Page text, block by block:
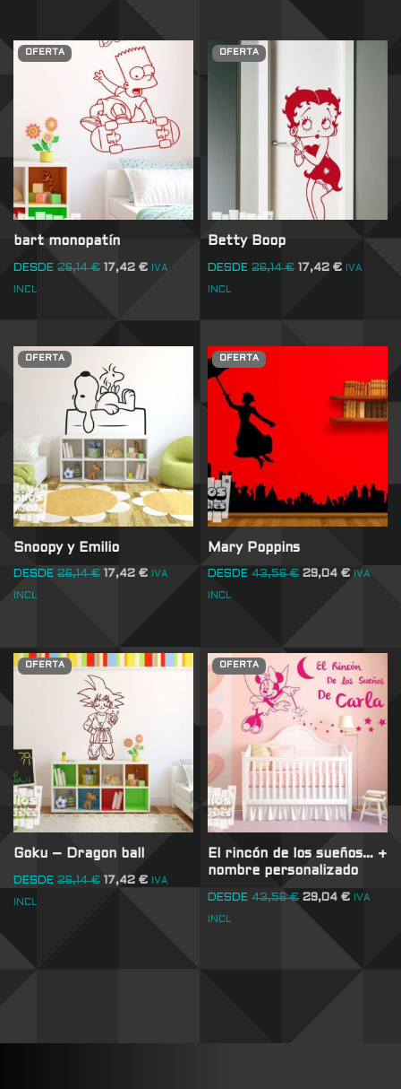
OFERTA
bart monopatín
DESDE 26,14€ 17,42 € IVA
INCL
OFERTA
Betty Boop
DESDE 26,14€ 17,42€ IVA
INCL
OFERTA
Snoopy y Emilio
DESDE 26,14€ 17,42 € IVA
INCL
OFERTA
Mary Poppins
DESDE 43,56€ 29,04€ IVA
INCL
OFERTA
Goku – Dragon ball
DESDE 26,14€ 17,42 € IVA
INCL
OFERTA
El rincón de los sueños… +
nombre personalizado
DESDE 43,56€ 29,04€ IVA
INCL